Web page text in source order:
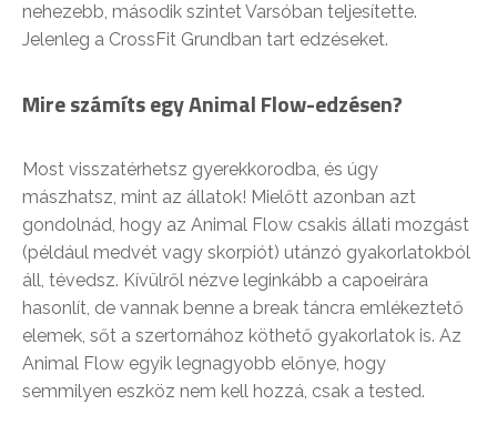
nehezebb, második szintet Varsóban teljesítette.
Jelenleg a CrossFit Grundban tart edzéseket.
Mire számíts egy Animal Flow-edzésen?
Most visszatérhetsz gyerekkorodba, és úgy
mászhatsz, mint az állatok! Mielőtt azonban azt
gondolnád, hogy az Animal Flow csakis állati mozgást
(például medvét vagy skorpiót) utánzó gyakorlatokból
áll, tévedsz. Kívülről nézve leginkább a capoeirára
hasonlít, de vannak benne a break táncra emlékeztető
elemek, sőt a szertornához köthető gyakorlatok is. Az
Animal Flow egyik legnagyobb előnye, hogy
semmilyen eszköz nem kell hozzá, csak a tested.